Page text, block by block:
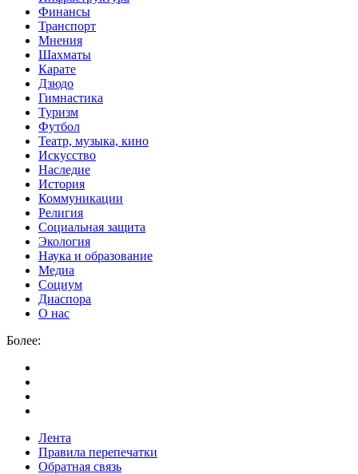
Финансы
Транспорт
Мнения
Шахматы
Карате
Дзюдо
Гимнастика
Туризм
Футбол
Театр, музыка, кино
Искусство
Наследие
История
Коммуникации
Религия
Социальная защита
Экология
Наука и образование
Медиа
Социум
Диаспора
О нас
Более:
Лента
Правила перепечатки
Обратная связь